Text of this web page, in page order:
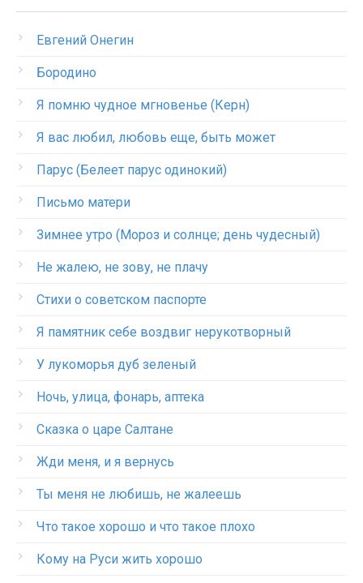
Евгений Онегин
Бородино
Я помню чудное мгновенье (Керн)
Я вас любил, любовь еще, быть может
Парус (Белеет парус одинокий)
Письмо матери
Зимнее утро (Мороз и солнце; день чудесный)
Не жалею, не зову, не плачу
Стихи о советском паспорте
Я памятник себе воздвиг нерукотворный
У лукоморья дуб зеленый
Ночь, улица, фонарь, аптека
Сказка о царе Салтане
Жди меня, и я вернусь
Ты меня не любишь, не жалеешь
Что такое хорошо и что такое плохо
Кому на Руси жить хорошо